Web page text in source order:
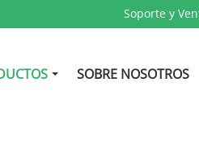
Soporte y
SOBRE NOSOTROS